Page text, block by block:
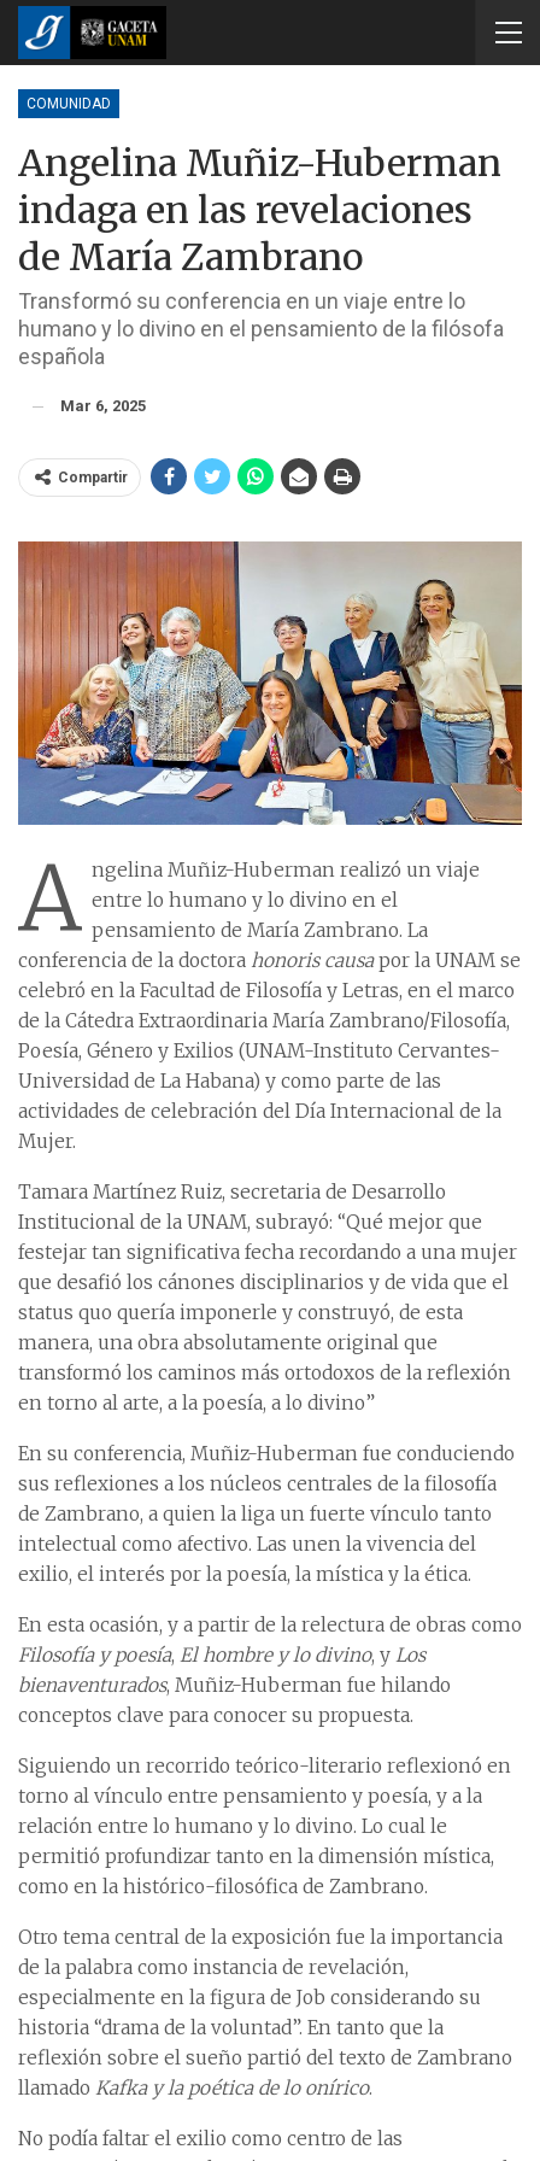
COMUNIDAD
Angelina Muñiz-Huberman
indaga en las revelaciones
de María Zambrano
Transformó su conferencia en un viaje entre lo
humano y lo divino en el pensamiento de la filósofa
española
Mar 6, 2025
Compartir
A ngelina Muñiz-Huberman realizó un viaje
entre lo humano y lo divino en el
pensamiento de María Zambrano. La
conferencia de la doctora honoris causapor la UNAM se
celebró en la Facultad de Filosofía y Letras, en el marco
de la Cátedra Extraordinaria María Zambrano/Filosofía,
Poesía, Género y Exilios (UNAM-Instituto Cervantes-
Universidad de La Habana) y como parte de las
actividades de celebración del Día Internacional de la
Mujer.
Tamara Martínez Ruiz, secretaria de Desarrollo
Institucional de la UNAM, subrayó: “Qué mejor que
festejar tan significativa fecha recordando a una mujer
que desafió los cánones disciplinarios y de vida que el
status quo quería imponerle y construyó, de esta
manera, una obra absolutamente original que
transformó los caminos más ortodoxos de la reflexión
en torno al arte, a la poesía, a lo divino”
En su conferencia, Muñiz-Huberman fue conduciendo
sus reflexiones a los núcleos centrales de la filosofía
de Zambrano, a quien la liga un fuerte vínculo tanto
intelectual como afectivo. Las unen la vivencia del
exilio, el interés por la poesía, la mística y la ética.
En esta ocasión, y a partir de la relectura de obras como
Filosofía y poesía, El hombre y lo divino, y Los
bienaventurados, Muñiz-Huberman fue hilando
conceptos clave para conocer su propuesta.
Siguiendo un recorrido teórico-literario reflexionó en
torno al vínculo entre pensamiento y poesía, y a la
relación entre lo humano y lo divino. Lo cual le
permitió profundizar tanto en la dimensión mística,
como en la histórico-filosófica de Zambrano.
Otro tema central de la exposición fue la importancia
de la palabra como instancia de revelación,
especialmente en la figura de Job considerando su
historia “drama de la voluntad”. En tanto que la
reflexión sobre el sueño partió del texto de Zambrano
llamado Kafka y la poética de lo onírico.
No podía faltar el exilio como centro de las